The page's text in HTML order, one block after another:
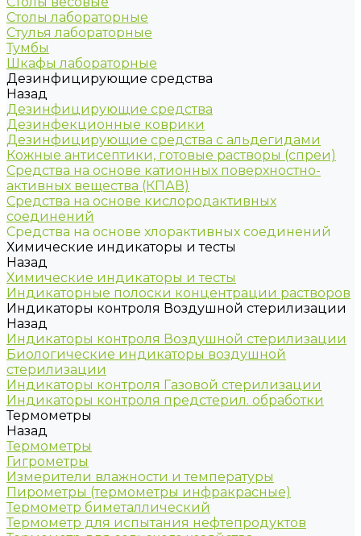
Столы лабораторные
Стулья лабораторные
Тумбы
Шкафы лабораторные
Дезинфицирующие средства
Назад
Дезинфицирующие средства
Дезинфекционные коврики
Дезинфицирующие средства с альдегидами
Кожные антисептики, готовые растворы (спреи)
Средства на основе катионных поверхностно-
активных вещества (КПАВ)
Средства на основе кислородактивных
соединений
Средства на основе хлорактивных соединений
Химические индикаторы и тесты
Назад
Химические индикаторы и тесты
Индикаторные полоски концентрации растворов
Индикаторы контроля Воздушной стерилизации
Назад
Индикаторы контроля Воздушной стерилизации
Биологические индикаторы воздушной
стерилизации
Индикаторы контроля Газовой стерилизации
Индикаторы контроля предстерил. обработки
Термометры
Назад
Термометры
Гигрометры
Измерители влажности и температуры
Пирометры (термометры инфракрасные)
Термометр биметаллический
Термометр для испытания нефтепродуктов